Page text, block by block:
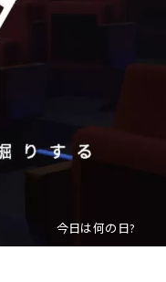
今日は何の日?